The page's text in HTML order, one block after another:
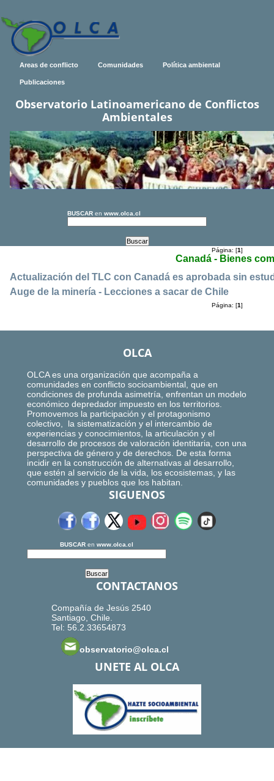
Areas de conflicto Comunidades Política ambiental
Publicaciones
Observatorio Latinoamericano de Conflictos
Ambientales
BUSCAR en www.olca.cl
Página: [1]
Canadá - Bienes
Actualización del TLC con Canadá es aprobada sin
Auge de la minería - Lecciones a sacar de Chile
Página: [1]
OLCA
OLCA es una organización que acompaña a
comunidades en conflicto socioambiental, que en
condiciones de profunda asimetría, enfrentan un modelo
económico depredador impuesto en los territorios.
Promovemos la participación y el protagonismo
colectivo, la sistematización y el intercambio de
experiencias y conocimientos, la articulación y el
desarrollo de procesos de valoración identitaria, con una
perspectiva de género y de derechos. De esta forma
incidir en la construcción de alternativas al desarrollo,
que estén al servicio de la vida, los ecosistemas, y las
comunidades y pueblos que los habitan.
SIGUENOS
BUSCAR en www.olca.cl
CONTACTANOS
Compañía de Jesús 2540
Santiago, Chile.
Tel: 56.2.33654873
observatorio@olca.cl
UNETE AL OLCA